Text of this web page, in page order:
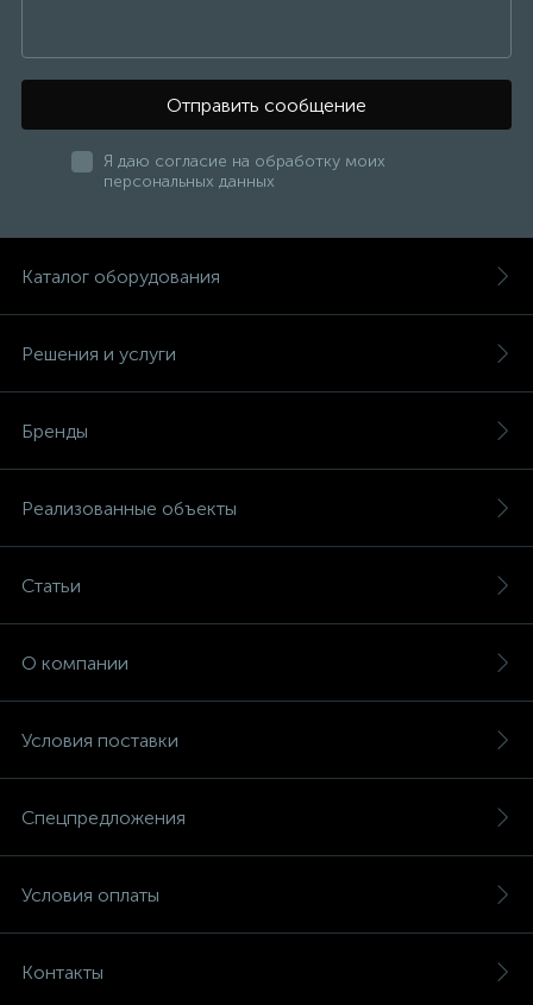
Отправить сообщение
Я даю согласие на обработку моих
персональных данных
Каталог оборудования
Решения и услуги
Бренды
Реализованные объекты
Статьи
О компании
Условия поставки
Спецпредложения
Условия оплаты
Контакты